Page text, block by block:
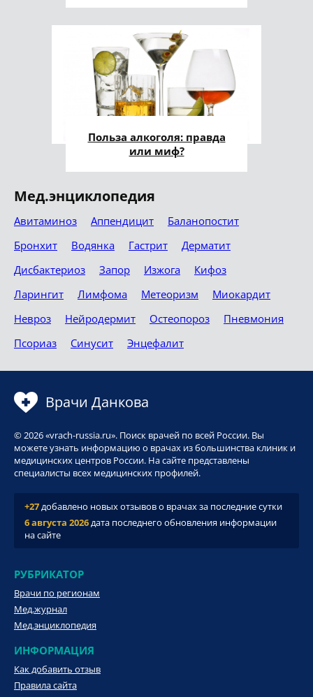
Польза алкоголя: правда
или миф?
Мед.энциклопедия
Авитаминоз Аппендицит
Баланопостит
Бронхит
Водянка Гастрит
Дерматит
Дисбактериоз
Запор Изжога
Кифоз
Ларингит
Лимфома Метеоризм
Миокардит
Невроз
Нейродермит Остеопороз
Пневмония
Псориаз
Синусит Энцефалит
Врачи Данкова
© 2026 «vrach-russia.ru». Поиск врачей по всей России. Вы
можете узнать информацию о врачах из большинства клиник и
медицинских центров России. На сайте представлены
специалисты всех медицинских профилей.
+27добавлено новых отзывов о врачах за последние сутки
6 августа 2026дата последнего обновления информации
на сайте
РУБРИКАТОР
Врачи по регионам
Мед.журнал
Мед.энциклопедия
ИНФОРМАЦИЯ
Как добавить отзыв
Правила сайта